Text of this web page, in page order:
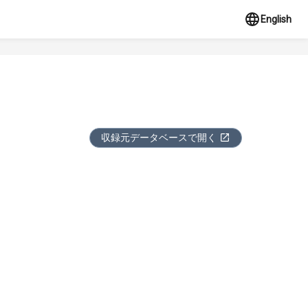
English
収録元データベースで開く